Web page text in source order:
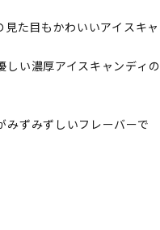
た目もかわいいアイスキャ
しい濃厚アイスキャンディの
みずみずしいフレーバーで